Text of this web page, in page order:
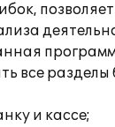
позволяет
все разделы
и кассе;